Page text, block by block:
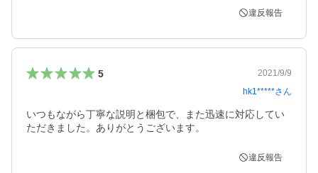
違反報告
5
2021/9/9
hk1*****さん
いつもながら丁寧な説明と梱包で、また迅速に対応してい
ただきました。ありがとうございます。
違反報告